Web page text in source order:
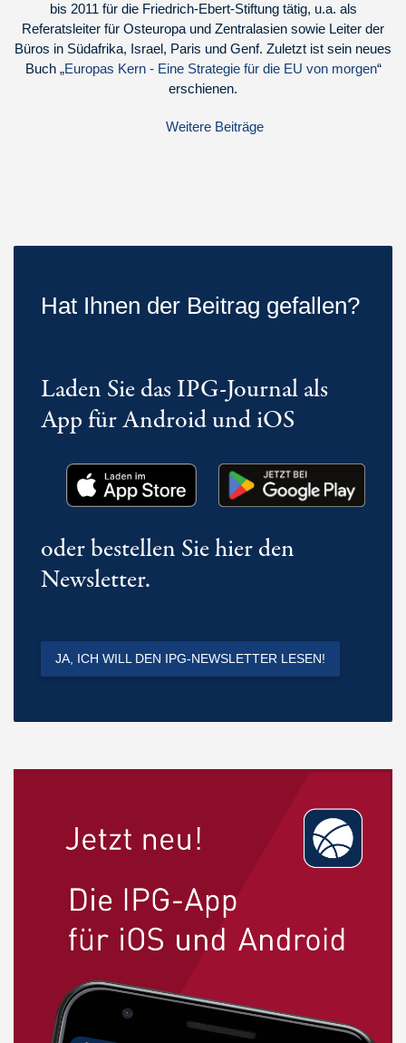
bis 2011 für die Friedrich-Ebert-Stiftung tätig, u.a. als
Referatsleiter für Osteuropa und Zentralasien sowie Leiter der
Büros in Südafrika, Israel, Paris und Genf. Zuletzt ist sein neues
Buch „Europas Kern - Eine Strategie für die EU von morgen“
erschienen.
Weitere Beiträge
Hat Ihnen der Beitrag gefallen?
Laden Sie das IPG-Journal als
App für Android und iOS
oder bestellen Sie hier den
Newsletter.
JA, ICH WILL DEN IPG-NEWSLETTER LESEN!